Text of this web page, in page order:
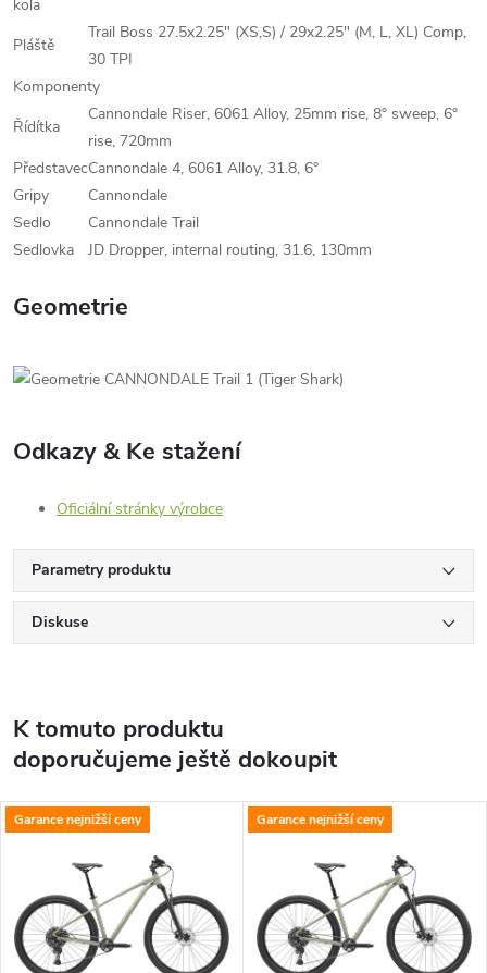
kola
Pláště
Trail Boss 27.5x2.25" (XS,S) / 29x2.25" (M, L, XL) Comp,
30 TPI
Komponenty
Řídítka
Cannondale Riser, 6061 Alloy, 25mm rise, 8° sweep, 6°
rise, 720mm
PředstavecCannondale 4, 6061 Alloy, 31.8, 6°
Gripy
Cannondale
Sedlo
Cannondale Trail
Sedlovka
JD Dropper, internal routing, 31.6, 130mm
Geometrie
Odkazy & Ke stažení
Oficiální stránky výrobce
Parametry produktu
Diskuse
K tomuto produktu
doporučujeme ještě dokoupit
Garance nejnižší ceny Garance nejnižší ceny